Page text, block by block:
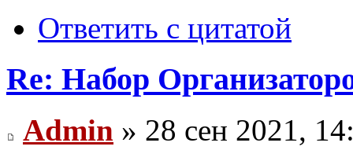
Ответить с цитатой
Re: Набор
Admin » 28 сен 2021,